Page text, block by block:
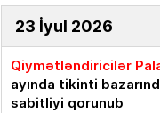
23 İyul 2026
Qiymətləndiricilər
ayında tikinti
sabitliyi qorunub